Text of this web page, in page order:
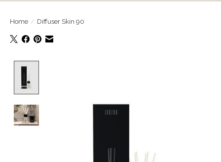
Home / Diffuser Skin 90